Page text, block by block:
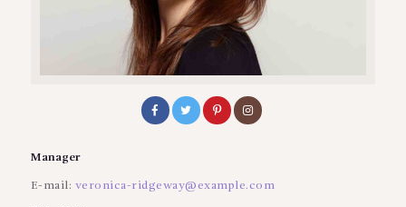
Manager
E-mail: veronica-ridgeway@example.com